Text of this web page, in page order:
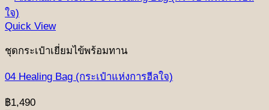
Quick View
ชุดกระเป๋าเยี่ยมไข้พร้อมทาน
04 Healing Bag (กระเป๋าแห่งการฮีลใจ)
฿1,490